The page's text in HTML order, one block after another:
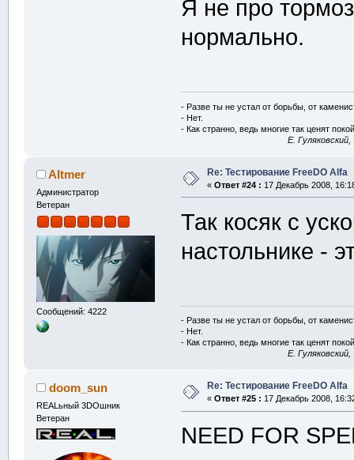
Я не про
нормально.
- Разве ты не устал от борьбы, от
- Нет.
- Как странно, ведь многие так ценят
E.
Altmer
Администратор
Ветеран
Сообщений: 4222
Re: Тестирование FreeDO Alfa
« Ответ #24 : 17 Декабрь 2008,
Так косяк с
настольнике -
- Разве ты не устал от борьбы, от
- Нет.
- Как странно, ведь многие так ценят
E.
doom_sun
REALьный 3DOшник
Ветеран
Re: Тестирование FreeDO Alfa
« Ответ #25 : 17 Декабрь 2008,
NEED FOR